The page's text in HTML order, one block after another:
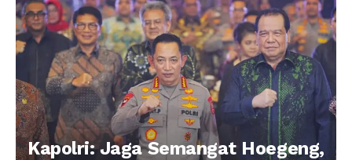
Kapolri: Jaga Semangat Hoegeng,